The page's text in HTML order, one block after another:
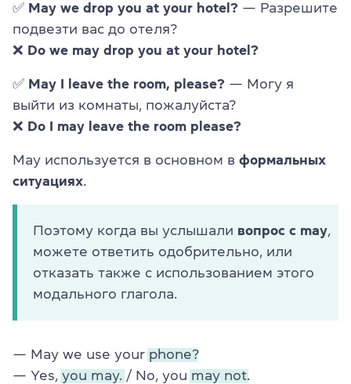
✅ May we drop you at your hotel? — Разрешите
подвезти вас до отеля?
❌ Do we may drop you at your hotel?
✅ May I leave the room, please? — Могу я
выйти из комнаты, пожалуйста?
❌ Do I may leave the room please?
May используется в основном в формальных
ситуациях.
Поэтому когда вы услышали вопрос с may,
можете ответить одобрительно, или
отказать также с использованием этого
модального глагола.
— May we use your phone?
— Yes, you may. / No, you may not.